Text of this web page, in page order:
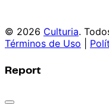
© 2026 Culturia.
Términos de Uso
Report